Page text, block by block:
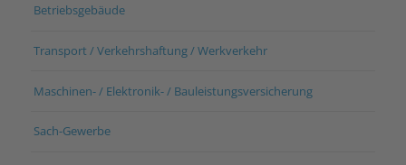
Betriebsgebäude
Transport / Verkehrshaftung / Werkverkehr
Maschinen- / Elektronik- / Bauleistungsversicherung
Sach-Gewerbe